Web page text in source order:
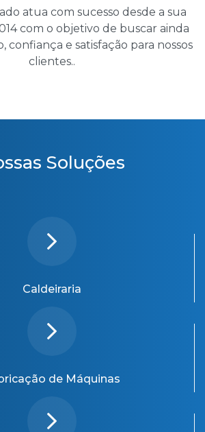
atua com sucesso desde a sua
com o objetivo de buscar ainda
confiança e satisfação para nossos
clientes..
Soluções
Caldeiraria
de Máquinas